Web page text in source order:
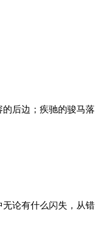
后边；疾驰的骏马落
论有什么闪失，从错